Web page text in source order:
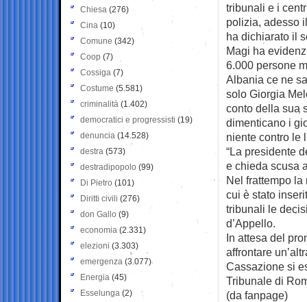
tribunali e i
polizia, adesso
ha dichiarato il
Magi ha
6.000 persone
Albania ce ne
solo Giorgia
conto della sua
dimenticano i
niente contro le
“La presidente
e chieda scusa
Nel frattempo
cui è stato
tribunali le
d’Appello.
In attesa del
affrontare
Cassazione si
Tribunale di
(da fanpage)
Chiesa (276)
Cina (10)
Comune (342)
Coop (7)
Cossiga (7)
Costume (5.581)
criminalità (1.402)
democratici e progressisti (19)
denuncia (14.528)
destra (573)
destradipopolo (99)
Di Pietro (101)
Diritti civili (276)
don Gallo (9)
economia (2.331)
elezioni (3.303)
emergenza (3.077)
Energia (45)
Esselunga (2)